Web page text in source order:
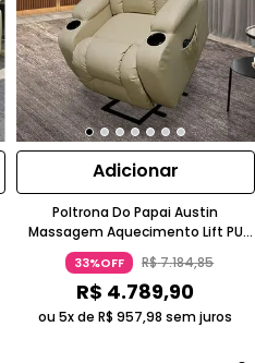
Adicionar
Poltrona Do Papai Austin
Massagem Aquecimento Lift PU
Bege Gran Belo
33%OFF R$7.184,85
R$ 4.789,90
ou 5x deR$ 957,98 sem juros